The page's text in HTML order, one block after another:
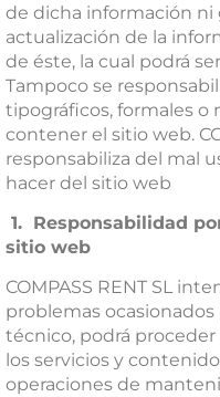
de dicha información ni
actualización de la
de éste, la cual podrá
Tampoco se
tipográficos, formales o
contener el sitio web.
responsabiliza del mal
hacer del sitio web
1. Responsabilidad
sitio web
COMPASS RENT SL
problemas
técnico, podrá
los servicios y
operaciones de